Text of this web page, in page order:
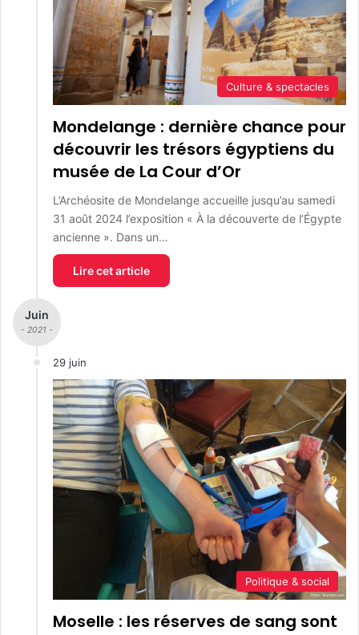
Culture & spectacles
Mondelange : dernière chance pour
découvrir les trésors égyptiens du
musée de La Cour d’Or
L’Archéosite de Mondelange accueille jusqu’au samedi
31 août 2024 l’exposition « À la découverte de l’Égypte
ancienne ». Dans un…
Lire cet article
Juin
- 2021 -
29 juin
Politique & social
Moselle : les réserves de sang sont